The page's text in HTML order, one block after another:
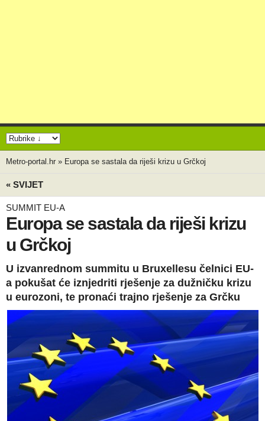
Metro-portal.hr » Europa se sastala da riješi krizu u Grčkoj
« SVIJET
SUMMIT EU-A
Europa se sastala da riješi krizu
u Grčkoj
U izvanrednom summitu u Bruxellesu čelnici EU-
a pokušat će iznjedriti rješenje za dužničku krizu
u eurozoni, te pronaći trajno rješenje za Grčku